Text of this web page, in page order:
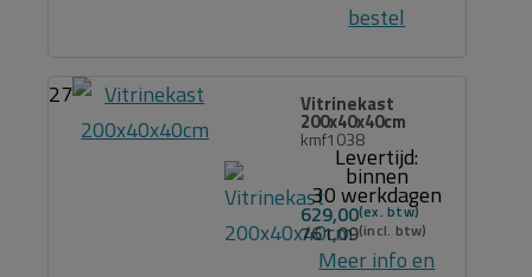
bestel
27 Vitrinekast
200x40x40cm
kmf1038
Levertijd:
binnen
30 werkdagen
629,00
761,09
Meer info en